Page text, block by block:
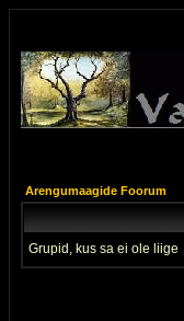
Arengumaagide Foorum
Grupid, kus sa ei ole liige